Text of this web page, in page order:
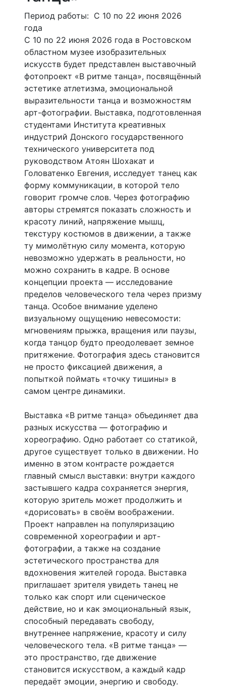
Период работы: С 10 по 22 июня 2026
года
С 10 по 22 июня 2026 года в Ростовском
областном музее изобразительных
искусств будет представлен выставочный
фотопроект «В ритме танца», посвящённый
эстетике атлетизма, эмоциональной
выразительности танца и возможностям
арт-фотографии. Выставка, подготовленная
студентами Института креативных
индустрий Донского государственного
технического университета под
руководством Атоян Шохакат и
Головатенко Евгения, исследует танец как
форму коммуникации, в которой тело
говорит громче слов. Через фотографию
авторы стремятся показать сложность и
красоту линий, напряжение мышц,
текстуру костюмов в движении, а также
ту мимолётную силу момента, которую
невозможно удержать в реальности, но
можно сохранить в кадре. В основе
концепции проекта — исследование
пределов человеческого тела через призму
танца. Особое внимание уделено
визуальному ощущению невесомости:
мгновениям прыжка, вращения или паузы,
когда танцор будто преодолевает земное
притяжение. Фотография здесь становится
не просто фиксацией движения, а
попыткой поймать «точку тишины» в
самом центре динамики.
Выставка «В ритме танца» объединяет два
разных искусства — фотографию и
хореографию. Одно работает со статикой,
другое существует только в движении. Но
именно в этом контрасте рождается
главный смысл выставки: внутри каждого
застывшего кадра сохраняется энергия,
которую зритель может продолжить и
«дорисовать» в своём воображении.
Проект направлен на популяризацию
современной хореографии и арт-
фотографии, а также на создание
эстетического пространства для
вдохновения жителей города. Выставка
приглашает зрителя увидеть танец не
только как спорт или сценическое
действие, но и как эмоциональный язык,
способный передавать свободу,
внутреннее напряжение, красоту и силу
человеческого тела. «В ритме танца» —
это пространство, где движение
становится искусством, а каждый кадр
передаёт эмоции, энергию и свободу.